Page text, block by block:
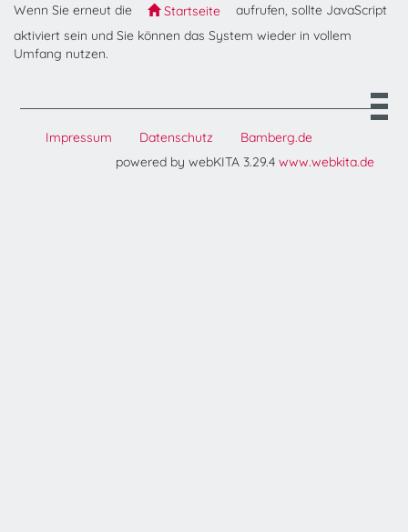
Wenn Sie erneut die Startseite
aufrufen, sollte JavaScript
aktiviert sein und Sie können das System wieder in vollem
Umfang nutzen.
Impressum Datenschutz
Bamberg.de
powered by webKITA 3.29.4 www.webkita.de